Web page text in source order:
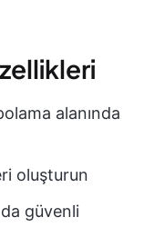
alanında
oluşturun
güvenli